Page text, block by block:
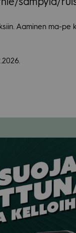
Aami­nen ma-pe